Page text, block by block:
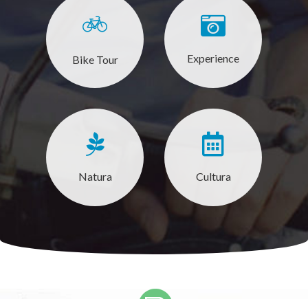
Bike Tour Experience
Natura Cultura